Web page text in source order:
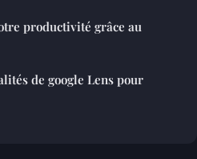
productivité grâce au
de google Lens pour